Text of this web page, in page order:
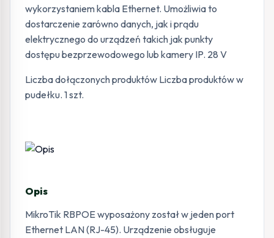
wykorzystaniem kabla Ethernet. Umożliwia to
dostarczenie zarówno danych, jak i prądu
elektrycznego do urządzeń takich jak punkty
dostępu bezprzewodowego lub kamery IP. 28 V
Liczba dołączonych produktów Liczba produktów w
pudełku. 1 szt.
Opis
MikroTik RBPOE wyposażony został w jeden port
Ethernet LAN (RJ-45). Urządzenie obsługuje